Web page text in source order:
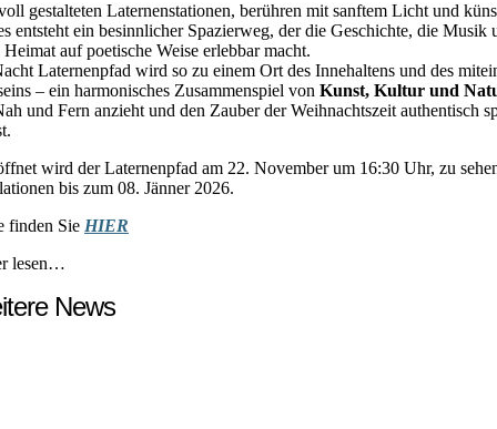
gestalteten Laternenstationen, berühren mit sanftem Licht und
entsteht ein besinnlicher Spazierweg, der die Geschichte, die Musik
auf poetische Weise erlebbar macht.
Laternenpfad wird so zu einem Ort des Innehaltens und des
– ein harmonisches Zusammenspiel von Kunst, Kultur und
und Fern anzieht und den Zauber der Weihnachtszeit authentisch
wird der Laternenpfad am 22. November um 16:30 Uhr, zu
bis zum 08. Jänner 2026.
finden Sie HIER
lesen…
News